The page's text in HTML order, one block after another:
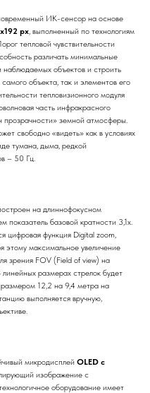
ИК-сенсор на основе
рх, выполненный по технологиям
тепловой чувствительности
различать минимальные
наблюдаемых объектов и строить
объекта, так и элементов его
тепловизионного модуля
часть инфракрасного
прозрачности» земной атмосферы.
свободно «видеть» как в условиях
тумана, дыма, редкой
– 50 Гц.
на длиннофокусном
базовой кратности 3,1х.
цифровая функция Digital zoom,
этому максимальное увеличение
зрения FOV (Field of view) на
размерах стрелок будет
12,2 на 9,4 метра на
выполняется вручную,
микродисплей OLED с
изображение с
оборудование имеет